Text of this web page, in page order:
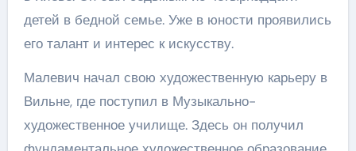
детей в бедной семье. Уже в юности проявились
его талант и интерес к искусству.
Малевич начал свою художественную карьеру в
Вильне, где поступил в Музыкально-
художественное училище. Здесь он получил